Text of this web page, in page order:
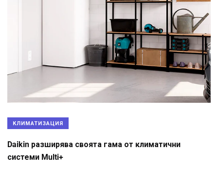
КЛИМАТИЗАЦИЯ
Daikin разширява своята гама от климатични
системи Multi+